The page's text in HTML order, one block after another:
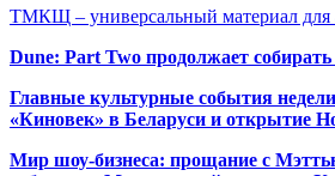
ТМКЩ – универсальный материал для
Dune: Part Two продолжает
Главные культурные события
«Киновек» в Беларуси и открытие
Мир шоу-бизнеса: прощание с